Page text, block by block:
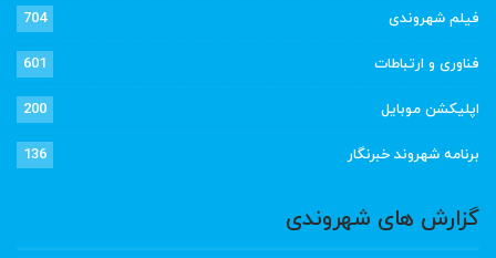
فیلم شهروندی 704
فناوری و ارتباطات 601
اپلیکشن موبایل 200
برنامه شهروند خبرنگار 136
گزارش های شهروندی